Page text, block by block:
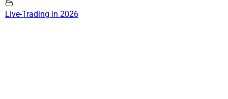
Live-Trading in 2026